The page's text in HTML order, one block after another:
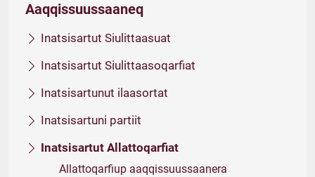
Aaqqissuussaaneq
Inatsisartut Siulittaasuat
Inatsisartut Siulittaasoqarfiat
Inatsisartunut ilaasortat
Inatsisartuni partiit
Inatsisartut Allattoqarfiat
Allattoqarfiup aaqqissuussaanera